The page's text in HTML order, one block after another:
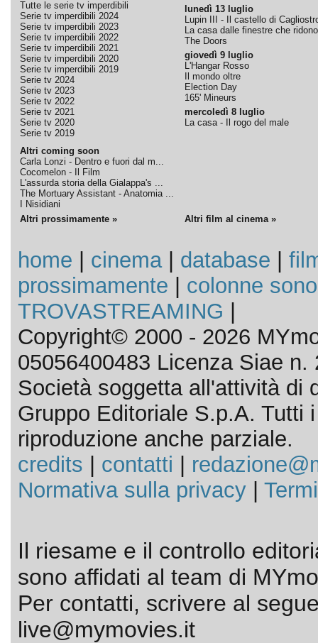
Tutte le serie tv imperdibili
Serie tv imperdibili 2024
Serie tv imperdibili 2023
Serie tv imperdibili 2022
Serie tv imperdibili 2021
Serie tv imperdibili 2020
Serie tv imperdibili 2019
Serie tv 2024
Serie tv 2023
Serie tv 2022
Serie tv 2021
Serie tv 2020
Serie tv 2019
Altri coming soon
Carla Lonzi - Dentro e fuori dal m...
Cocomelon - Il Film
L'assurda storia della Gialappa's ...
The Mortuary Assistant - Anatomia ...
I Nisidiani
lunedì 13 luglio
Lupin III - Il castello di
La casa dalle finestre che ridono
The Doors
giovedì 9 luglio
L'Hangar Rosso
Il mondo oltre
Election Day
165' Mineurs
mercoledì 8 luglio
La casa - Il rogo del male
Altri prossimamente » Altri film al cinema »
home cinema| database
prossimamente
colonne
TROVASTREAMING
Copyright© 2000 - 2026
05056400483 Licenza Siae n.
Società soggetta all'attività di
Gruppo Editoriale S.p.A. Tutti
riproduzione anche parziale.
credits
contatti
Normativa sulla privacy|
Il riesame e il controllo
sono affidati al team di
Per contatti, scrivere al
live@mymovies.it